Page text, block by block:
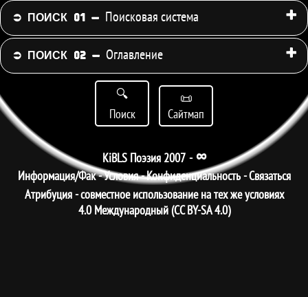
⮊ ПОИСК 01 - Поисковая система
⮊ ПОИСК 02 - Оглавление
🔍
Поиск
📜
Сайтмап
KiBLS Поэзия 2007 - ∞
Информация/Фак-Условия-Конфиденциальность-Связаться
Атрибуция - совместное использование на тех же условиях
4.0 Международный (CC BY-SA 4.0)